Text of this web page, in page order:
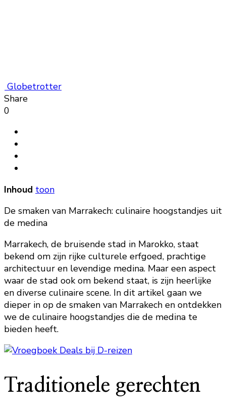
Globetrotter
Share
0
Inhoud toon
De smaken van Marrakech: culinaire hoogstandjes uit
de medina
Marrakech, de bruisende stad in Marokko, staat
bekend om zijn rijke culturele erfgoed, prachtige
architectuur en levendige medina. Maar een aspect
waar de stad ook om bekend staat, is zijn heerlijke
en diverse culinaire scene. In dit artikel gaan we
dieper in op de smaken van Marrakech en ontdekken
we de culinaire hoogstandjes die de medina te
bieden heeft.
Traditionele gerechten